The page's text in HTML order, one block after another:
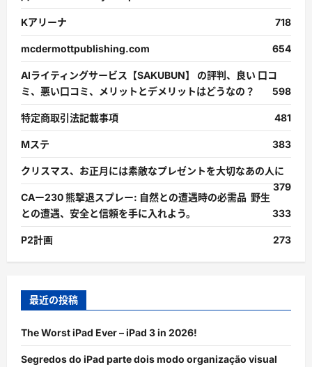
Kアリーナ 718
mcdermottpublishing.com 654
AIライティングサービス【SAKUBUN】 の評判、良い 口コ
ミ、悪い口コミ、メリットとデメリットはどうなの？
598
特定商取引法記載事項 481
Mステ 383
クリスマス、お正月には素敵なプレゼントを大切なあの人に
379
CAー230 熊撃退スプレー: 自然との遭遇時の必需品 野生
との遭遇、安全と信頼を手に入れよう。
333
P2計画 273
最近の投稿
The Worst iPad Ever – iPad 3 in 2026!
Segredos do iPad parte dois modo organização visual